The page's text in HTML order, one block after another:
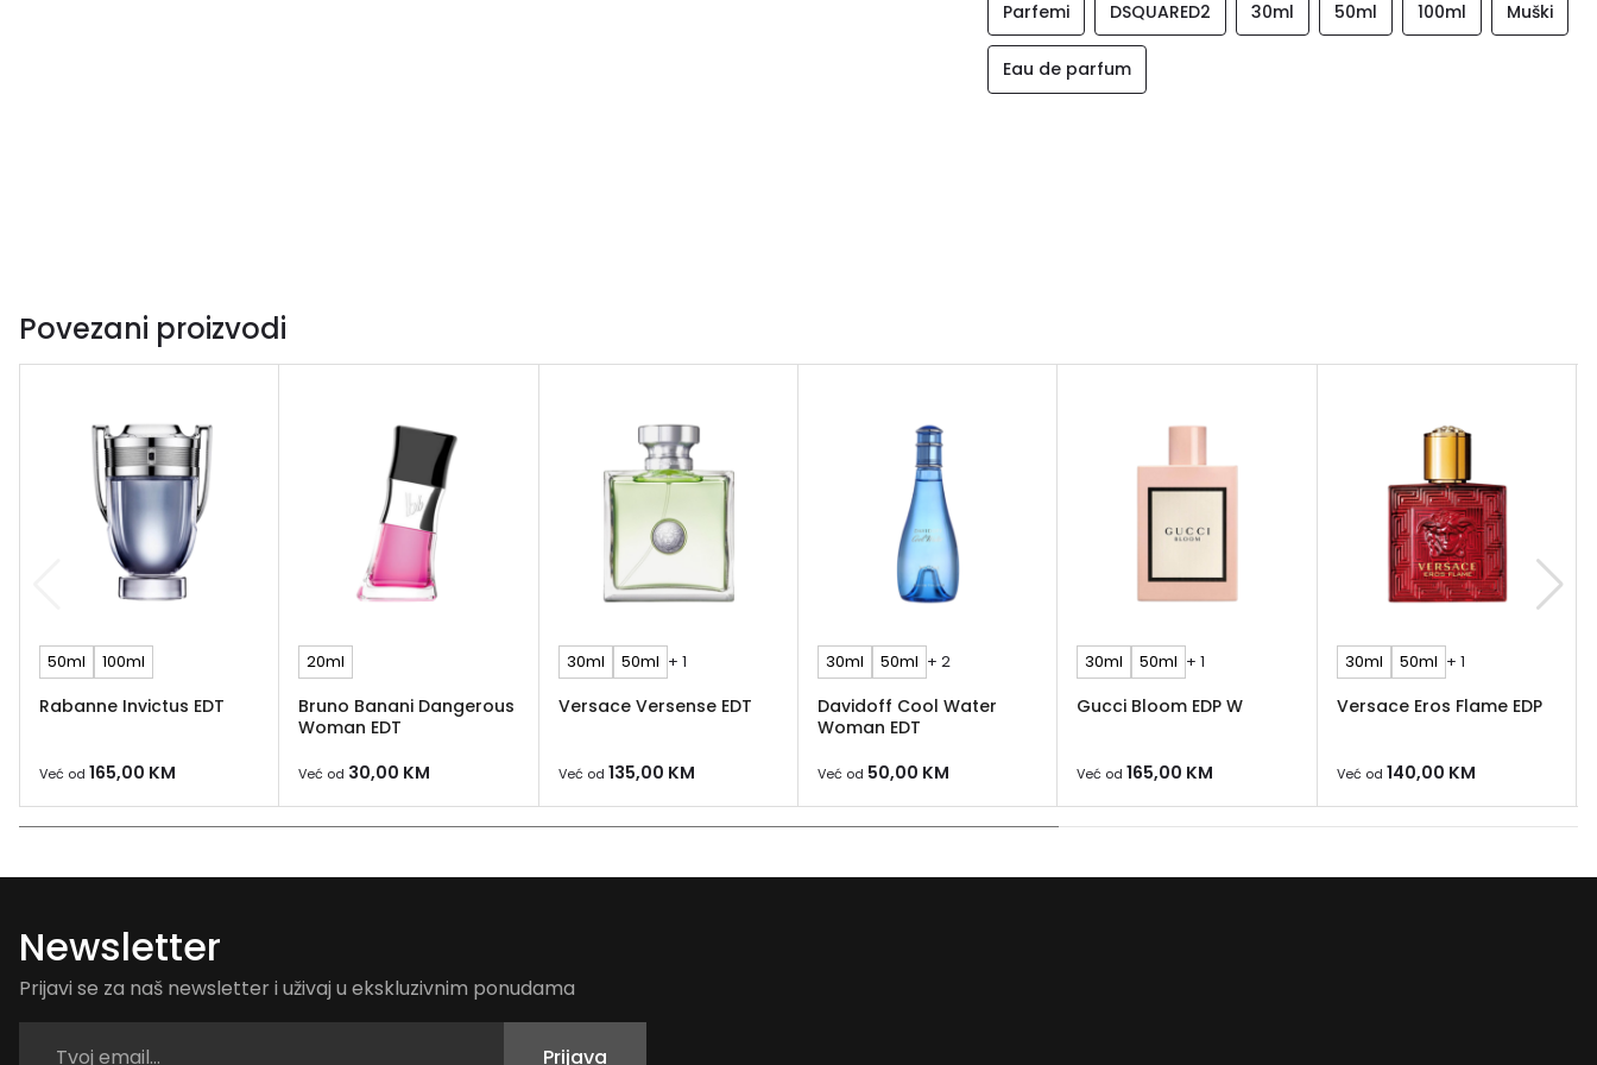
Parfemi DSQUARED2 30ml 50ml 100ml Muški
Eau de parfum
Povezani proizvodi
50ml 100ml
Rabanne Invictus EDT
Već od 165,00 KM
20ml
Bruno Banani Dangerous
Woman EDT
Već od 30,00 KM
30ml 50ml + 1
Versace Versense EDT
Već od 135,00 KM
30ml 50ml + 2
Davidoff Cool Water
Woman EDT
Već od 50,00 KM
30ml 50ml + 1
Gucci Bloom EDP W
Već od 165,00 KM
30ml 50ml + 1
Versace Eros Flame EDP
Već od 140,00 KM
Newsletter
Prijavi se za naš newsletter i uživaj u ekskluzivnim ponudama
Prijava